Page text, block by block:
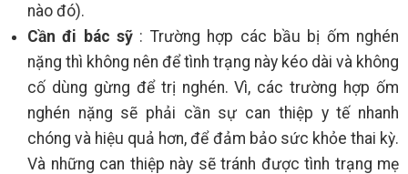
nào đó).
Cần đi bác sỹ : Trường hợp các bầu bị ốm nghén
nặng thì không nên để tình trạng này kéo dài và không
cố dùng gừng để trị nghén. Vì, các trường hợp ốm
nghén nặng sẽ phải cần sự can thiệp y tế nhanh
chóng và hiệu quả hơn, để đảm bảo sức khỏe thai kỳ.
Và những can thiệp này sẽ tránh được tình trạng mẹ